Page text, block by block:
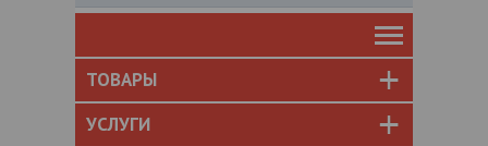
ТОВАРЫ
УСЛУГИ